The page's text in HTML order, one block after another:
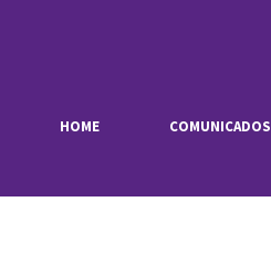
HOME COMUNICADOS